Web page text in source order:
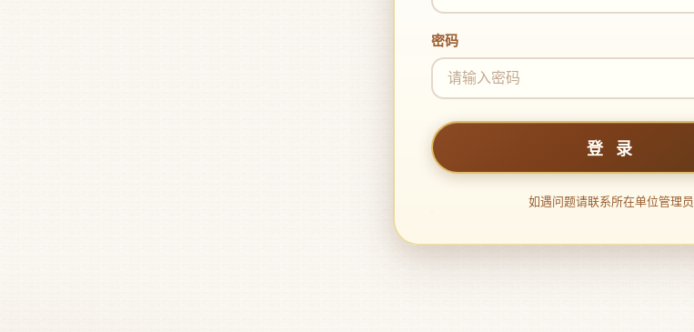
密码
登 录
如遇问题请联系所在单位管理员